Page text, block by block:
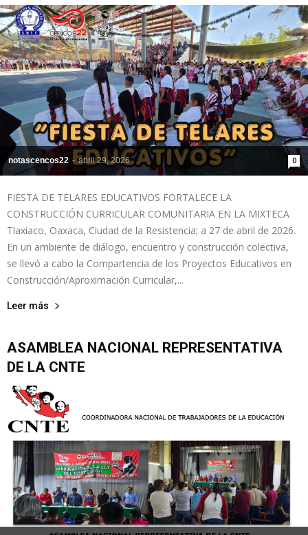
notascencos22 - abril 29, 2026 0
FIESTA DE TELARES EDUCATIVOS FORTALECE LA
CONSTRUCCIÓN CURRICULAR COMUNITARIA EN LA MIXTECA
Tlaxiaco, Oaxaca, Ciudad de la Resistencia; a 27 de abril de 2026.
En un ambiente de diálogo, encuentro y construcción colectiva,
se llevó a cabo la Compartencia de los Proyectos Educativos en
Construcción/Aproximación Curricular,...
Leer más
ASAMBLEA NACIONAL REPRESENTATIVA
DE LA CNTE